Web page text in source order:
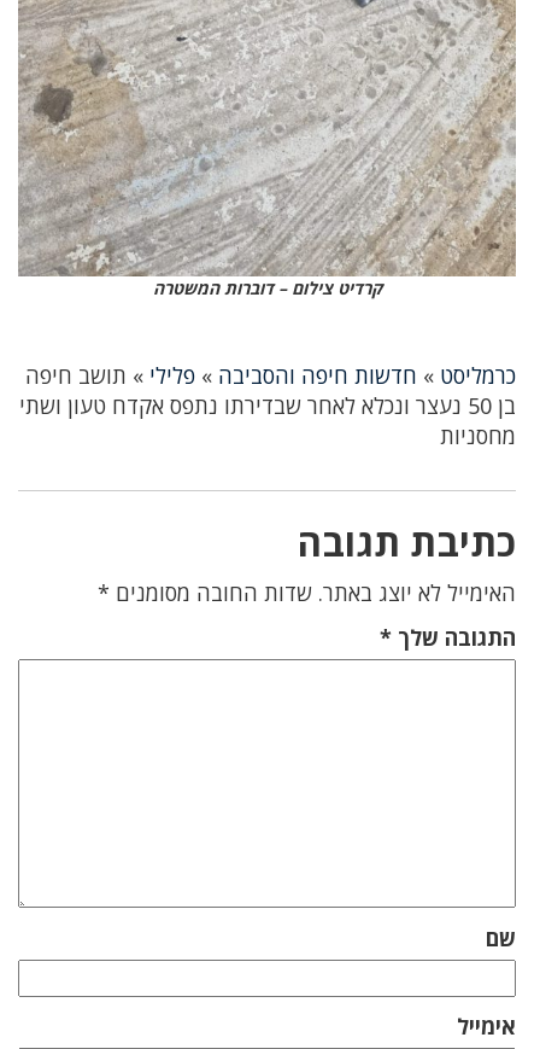
קרדיט צילום – דוברות המשטרה
כרמליסט » חדשות חיפה והסביבה » פלילי » תושב חיפה
בן 50 נעצר ונכלא לאחר שבדירתו נתפס אקדח טעון ושתי
מחסניות
כתיבת תגובה
האימייל לא יוצג באתר. שדות החובה מסומנים *
התגובה שלך *
שם
אימייל